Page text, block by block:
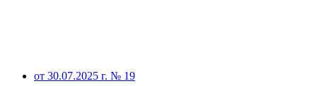
от 30.07.2025 г. № 19